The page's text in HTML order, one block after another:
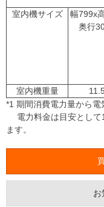
室内機サイズ
幅799x
奥行
室内機重量
*1 期間消費電力量から電
電力料金は目安として
ます。
お